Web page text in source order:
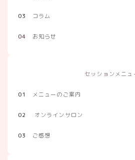
03 コラム
04 お知らせ
セッションメニュ
01 メニューのご案内
02 オンラインサロン
03 ご感想